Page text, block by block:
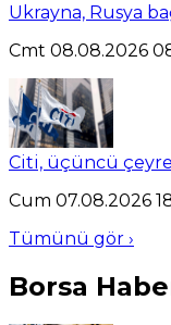
Ukrayna, Rusya
Cmt 08.08.2026
Citi, üçüncü
Cum 07.08.2026
Tümünü gör ›
Borsa